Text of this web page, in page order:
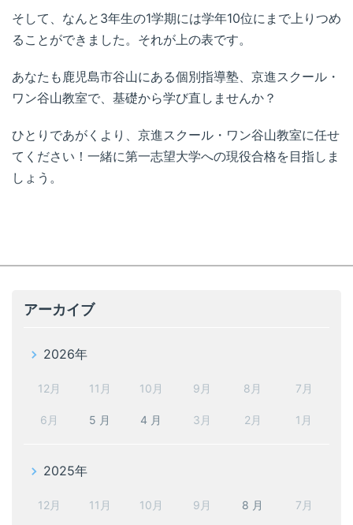
そして、なんと3年生の1学期には学年10位にまで上りつめ
ることができました。それが上の表です。
あなたも鹿児島市谷山にある個別指導塾、京進スクール・
ワン谷山教室で、基礎から学び直しませんか？
ひとりであがくより、京進スクール・ワン谷山教室に任せ
てください！一緒に第一志望大学への現役合格を目指しま
しょう。
アーカイブ
2026年
12月 11月 10月 9月 8月 7月
6月 5 月 4 月 3月 2月 1月
2025年
12月 11月 10月 9月 8 月 7月